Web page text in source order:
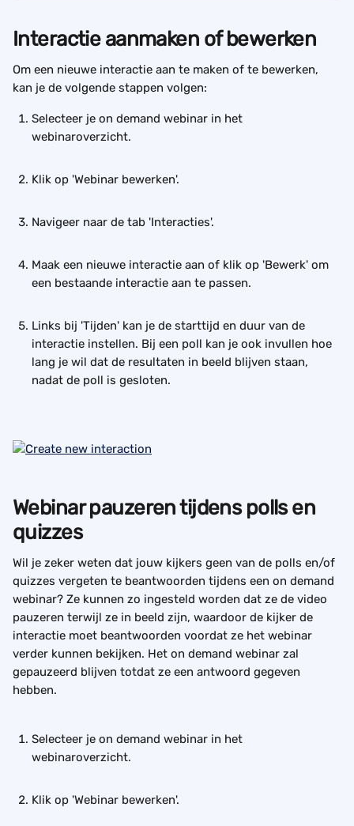
Interactie aanmaken of bewerken
Om een nieuwe interactie aan te maken of te bewerken,
kan je de volgende stappen volgen:
Selecteer je on demand webinar in het
webinaroverzicht.
Klik op 'Webinar bewerken'.
Navigeer naar de tab 'Interacties'.
Maak een nieuwe interactie aan of klik op 'Bewerk' om
een bestaande interactie aan te passen.
Links bij 'Tijden' kan je de starttijd en duur van de
interactie instellen. Bij een poll kan je ook invullen hoe
lang je wil dat de resultaten in beeld blijven staan,
nadat de poll is gesloten.
Webinar pauzeren tijdens polls en
quizzes
Wil je zeker weten dat jouw kijkers geen van de polls en/of
quizzes vergeten te beantwoorden tijdens een on demand
webinar? Ze kunnen zo ingesteld worden dat ze de video
pauzeren terwijl ze in beeld zijn, waardoor de kijker de
interactie moet beantwoorden voordat ze het webinar
verder kunnen bekijken. Het on demand webinar zal
gepauzeerd blijven totdat ze een antwoord gegeven
hebben.
Selecteer je on demand webinar in het
webinaroverzicht.
Klik op 'Webinar bewerken'.